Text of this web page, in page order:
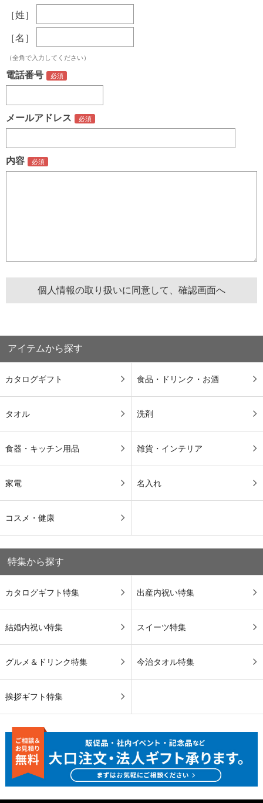
［姓］
［名］
（全角で入力してください）
電話番号
メールアドレス
内容
アイテムから探す
カタログギフト 食品・ドリンク・お酒
タオル 洗剤
食器・キッチン用品 雑貨・インテリア
家電 名入れ
コスメ・健康
特集から探す
カタログギフト特集 出産内祝い特集
結婚内祝い特集 スイーツ特集
グルメ＆ドリンク特集 今治タオル特集
挨拶ギフト特集